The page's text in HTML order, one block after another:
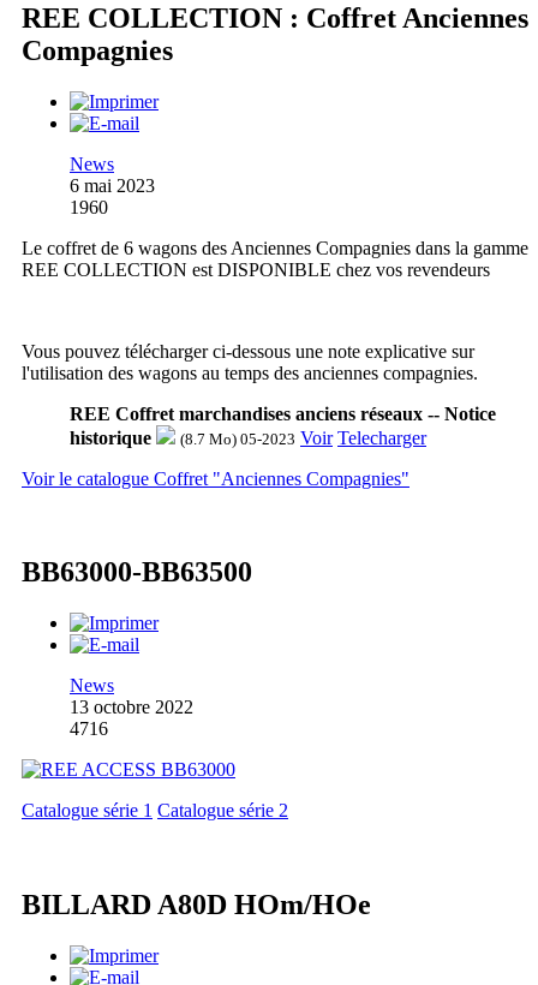
REE COLLECTION : Coffret Anciennes
Compagnies
News
6 mai 2023
1960
Le coffret de 6 wagons des Anciennes Compagnies dans la gamme
REE COLLECTION est DISPONIBLE chez vos revendeurs
Vous pouvez télécharger ci-dessous une note explicative sur
l'utilisation des wagons au temps des anciennes compagnies.
REE Coffret marchandises anciens réseaux -- Notice
historique
(8.7 Mo) 05-2023 Voir Telecharger
Voir le catalogue Coffret "Anciennes Compagnies"
BB63000-BB63500
News
13 octobre 2022
4716
Catalogue série 1 Catalogue série 2
BILLARD A80D HOm/HOe